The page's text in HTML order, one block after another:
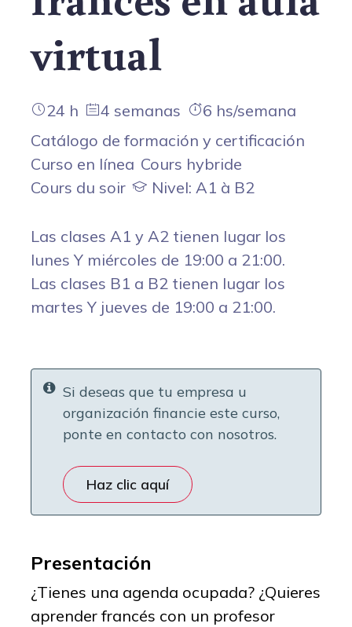
virtual
24 h 4 semanas
6 hs/semana
Catálogo de formación y certificación
Curso en línea Cours hybride
Cours du soir
Nivel: A1 à B2
Las clases A1 y A2 tienen lugar los
lunes Y miércoles de 19:00 a 21:00.
Las clases B1 a B2 tienen lugar los
martes Y jueves de 19:00 a 21:00.
Si deseas que tu empresa u
organización financie este curso,
ponte en contacto con nosotros.
Haz clic aquí
Presentación
¿Tienes una agenda ocupada? ¿Quieres
aprender francés con un profesor